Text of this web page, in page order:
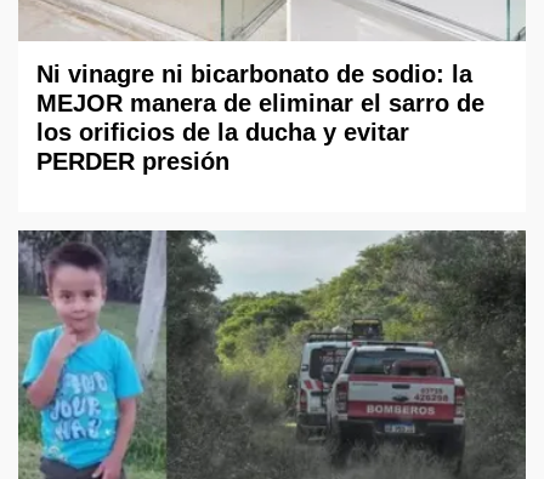
Ni vinagre ni bicarbonato de sodio: la
MEJOR manera de eliminar el sarro de
los orificios de la ducha y evitar
PERDER presión